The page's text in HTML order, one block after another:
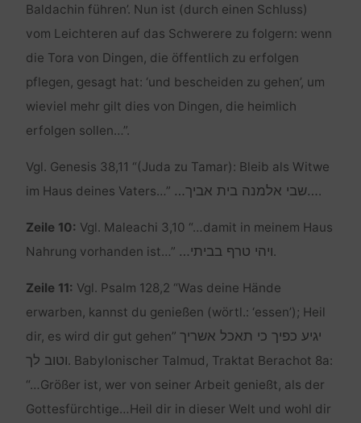
Baldachin führen’. Nun ist (durch einen Schluss)
vom Leichteren auf das Schwerere zu folgern: wenn
die Tora von Dingen, die öffentlich zu erfolgen
pflegen, gesagt hat: ‘und bescheiden zu gehen’, um
wieviel mehr gilt dies von Dingen, die heimlich
erfolgen sollen…”.
Vgl. Genesis 38,11 “(Juda zu Tamar): Bleib als Witwe
im Haus deines Vaters…” …שבי אלמנה בית אביך….
Zeile 10: Vgl. Maleachi 3,10 “…damit in meinem Haus
Nahrung vorhanden ist…” ויהי טרף בביתי….
Zeile 11: Vgl. Psalm 128,2 “Was deine Hände
erwarben, kannst du genießen (wörtl.: ‘essen’); Heil
dir, es wird dir gut gehen” יגיע כפיך כי תאכל אשריך
וטוב לך. Babylonischer Talmud, Traktat Berachot 8a:
“…Größer ist, wer von seiner Arbeit genießt, als der
Gottesfürchtige…Heil dir in dieser Welt und wohl dir